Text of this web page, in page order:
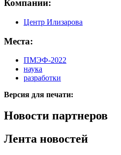
Компании:
Центр Илизарова
Места:
ПМЭФ-2022
наука
разработки
Версия для печати:
Новости партнеров
Лента новостей